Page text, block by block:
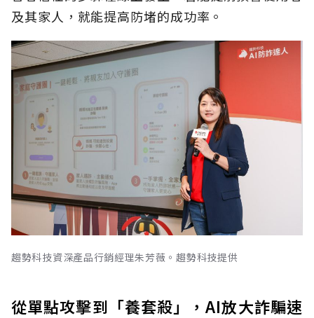
及其家人，就能提高防堵的成功率。
趨勢科技資深產品行銷經理朱芳薇。趨勢科技提供
從單點攻擊到「養套殺」，AI放大詐騙速